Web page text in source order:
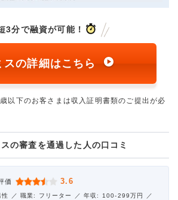
3分で融資が可能！
スの詳細はこちら
以下のお客さまは収入証明書類のご提出が必
の審査を通過した人の口コミ
価 3.6
性 ／ 職業: フリーター ／ 年収: 100-299万円 ／